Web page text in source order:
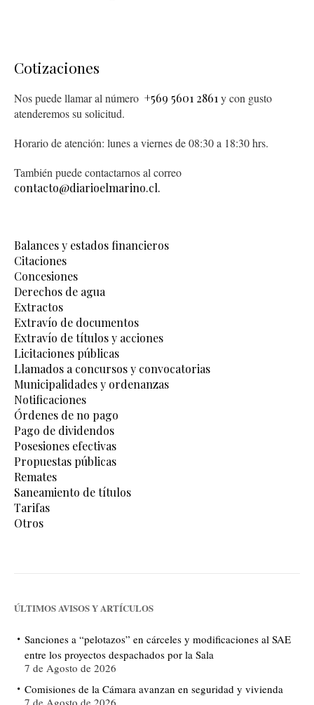
Cotizaciones
Nos puede llamar al número +569 5601 2861 y con gusto
atenderemos su solicitud.
Horario de atención: lunes a viernes de 08:30 a 18:30 hrs.
También puede contactarnos al correo
contacto@diarioelmarino.cl.
Balances y estados financieros
Citaciones
Concesiones
Derechos de agua
Extractos
Extravío de documentos
Extravío de títulos y acciones
Licitaciones públicas
Llamados a concursos y convocatorias
Municipalidades y ordenanzas
Notificaciones
Órdenes de no pago
Pago de dividendos
Posesiones efectivas
Propuestas públicas
Remates
Saneamiento de títulos
Tarifas
Otros
ÚLTIMOS AVISOS Y ARTÍCULOS
Sanciones a “pelotazos” en cárceles y modificaciones al SAE
entre los proyectos despachados por la Sala
7 de Agosto de 2026
Comisiones de la Cámara avanzan en seguridad y vivienda
7 de Agosto de 2026